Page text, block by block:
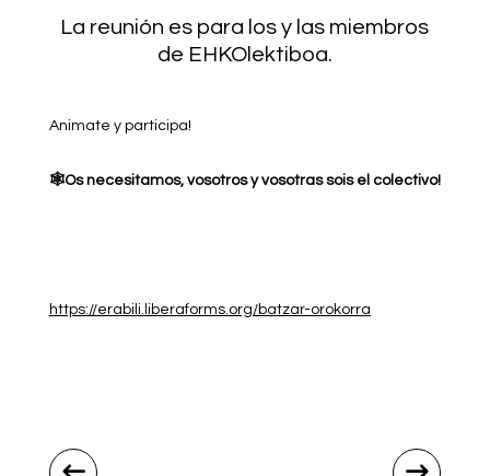
La reunión es para los y las miembros
de EHKOlektiboa.
Animate y participa!
🕸️Os necesitamos, vosotros y vosotras sois el colectivo!
https://erabili.liberaforms.org/batzar-orokorra